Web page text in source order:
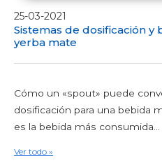
25-03-2021
Sistemas de dosificación y
yerba mate
Cómo un «spout» puede
dosificación para una bebida
es la bebida más consumida...
Ver todo »